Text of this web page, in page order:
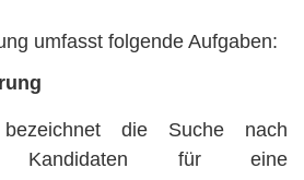
umfasst folgende Aufgaben:
bezeichnet die Suche nach
Kandidaten für eine